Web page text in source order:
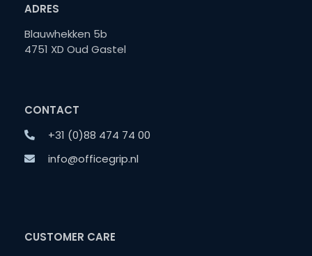
ADRES
Blauwhekken 5b
4751 XD Oud Gastel
CONTACT
+31 (0)88 474 74 00
info@officegrip.nl
CUSTOMER CARE